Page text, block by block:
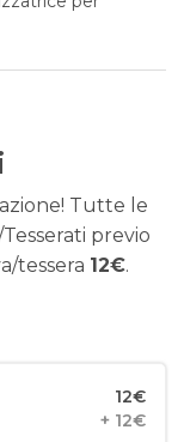
Tutte le
previo
tessera 12€.
12€
+ 12€